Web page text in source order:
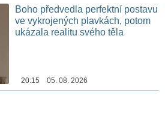
Boho předvedla perfektní postavu
ve vykrojených plavkách, potom
ukázala realitu svého těla
20:15 05. 08. 2026